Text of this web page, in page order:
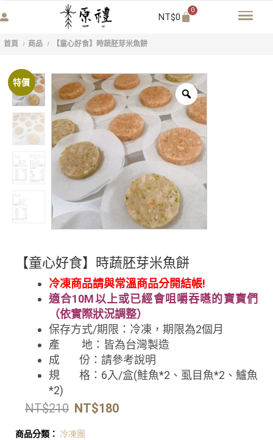
NT$0
0
首頁 / 商品 / 【童心好食】時蔬胚芽米魚餅
特價
【童心好食】時蔬胚芽米魚餅
冷凍商品請與常溫商品分開結帳!
適合10M以上或已經會咀嚼吞嚥的寶寶們
（依實際狀況調整）
保存方式/期限：冷凍 ，期限為2個月
產 地：皆為台灣製造
成 份：請參考說明
規 格：6入/盒(鮭魚*2、虱目魚*2、鱸魚
*2)
NT$210 NT$180
商品分類： 冷凍團